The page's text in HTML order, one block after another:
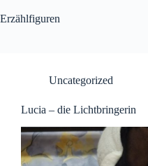
Erzählfiguren
Uncategorized
Lucia – die Lichtbringerin